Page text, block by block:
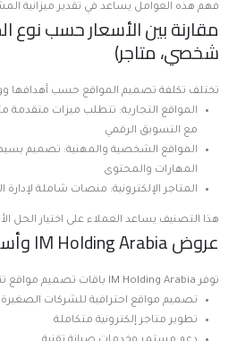
فهم هذه العوامل يساعد في تقدير ميزانية
مقارنة بين الأسعار حسب نوع
شخصي، متاجر)
تختلف تكلفة تصميم المواقع حسب أهدافها
المواقع التجارية: تتطلب ميزات متقدمة
مع التسويق الرقمي
المواقع الشخصية والمهنية: تصميم
المهارات والمحتوى
المتاجر الإلكترونية: منصات شاملة
هذا التصنيف يساعد العملاء على اختيار الحل
عروض IM Holding Arabia وأسعارها التنافسية
توفر IM Holding Arabia باقات تصميم مواقع تناسب مختلف الاحتياجات:
تصميم مواقع احترافية للشركات
تطوير متاجر إلكترونية متكاملة